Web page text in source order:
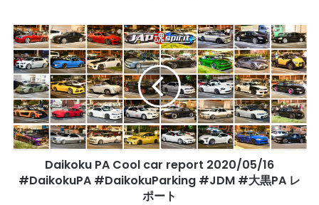
Daikoku
PA
Cool
car
report
2020/05/16
#DaikokuPA
#DaikokuParking
#JDM
Daikoku PA Cool car report 2020/05/16
#DaikokuPA #DaikokuParking #JDM #大黒PA レ
ポート